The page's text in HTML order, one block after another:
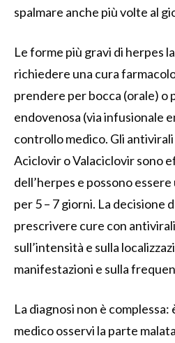
spalmare anche più volte al
Le forme più gravi di herpes
richiedere una cura
prendere per bocca (orale) o
endovenosa (via infusionale
controllo medico. Gli
Aciclovir o Valaciclovir sono
dell’herpes e possono
per 5 – 7 giorni. La decisione
prescrivere cure con
sull’intensità e sulla
manifestazioni e sulla
La diagnosi non è
medico osservi la parte